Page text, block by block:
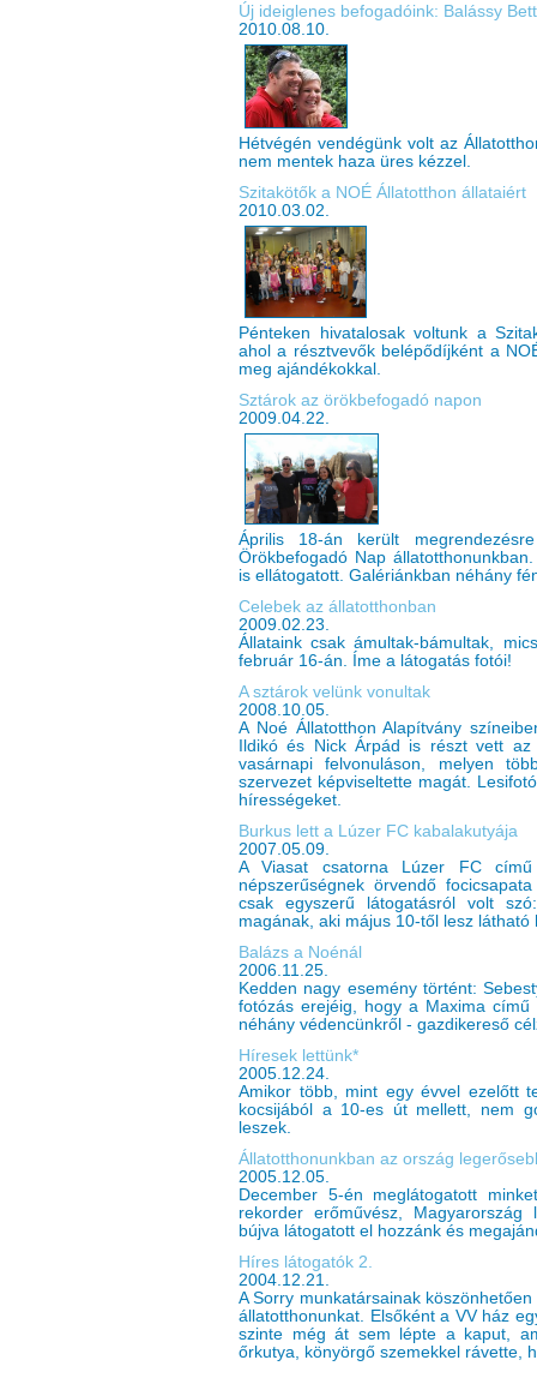
Új ideiglenes befogadóink: Balássy
2010.08.10.
Hétvégén vendégünk volt az
nem mentek haza üres kézzel.
Szitakötők a NOÉ Állatotthon állataiért
2010.03.02.
Pénteken hivatalosak voltunk a
ahol a résztvevők belépődíjként a
meg ajándékokkal.
Sztárok az örökbefogadó napon
2009.04.22.
Április 18-án került
Örökbefogadó Nap
is ellátogatott. Galériánkban néhány
Celebek az állatotthonban
2009.02.23.
Állataink csak ámultak-bámultak,
február 16-án. Íme a látogatás fotói!
A sztárok velünk vonultak
2008.10.05.
A Noé Állatotthon Alapítvány
Ildikó és Nick Árpád is részt vett az
vasárnapi felvonuláson, melyen
szervezet képviseltette magát.
hírességeket.
Burkus lett a Lúzer FC kabalakutyája
2007.05.09.
A Viasat csatorna Lúzer FC című
népszerűségnek örvendő
csak egyszerű látogatásról volt
magának, aki május 10-től lesz
Balázs a Noénál
2006.11.25.
Kedden nagy esemény történt:
fotózás erejéig, hogy a Maxima
néhány védencünkről - gazdikereső
Híresek lettünk*
2005.12.24.
Amikor több, mint egy évvel ezelőtt
kocsijából a 10-es út mellett, nem
leszek.
Állatotthonunkban az ország
2005.12.05.
December 5-én meglátogatott
rekorder erőművész,
bújva látogatott el hozzánk és
Híres látogatók 2.
2004.12.21.
A Sorry munkatársainak
állatotthonunkat. Elsőként a VV ház
szinte még át sem lépte a kaput,
őrkutya, könyörgő szemekkel rávette,